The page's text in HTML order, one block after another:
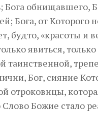
Бога обнищавшего,
Бога, от
будто, «красоты и
явиться,
таинственной,
Бог, сияние
отроковицы,
Слово Божие стало